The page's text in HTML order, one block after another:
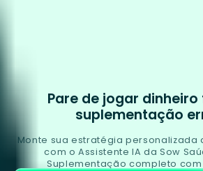
Pare de jogar
suplementação
Monte sua estratégia personalizada
com o Assistente IA da Sow
Suplementação completo com